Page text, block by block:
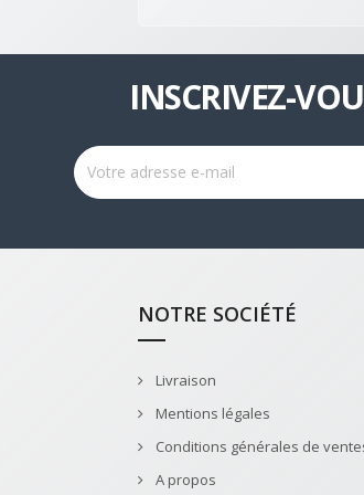
INSCRIVEZ-
NOTRE SOCIÉTÉ
Livraison
Mentions légales
Conditions générales de
A propos